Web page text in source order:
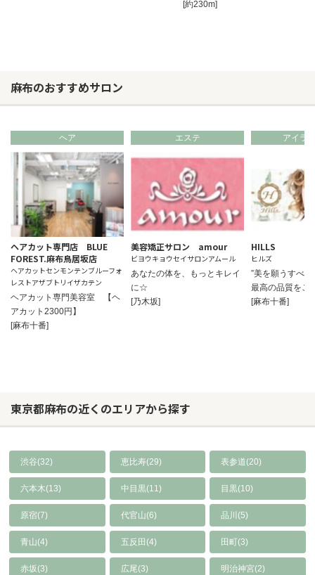
[約230m]
麻布のおすすめサロン
ヘア
ヘアカット専門店 BLUE
FOREST.麻布鳥居坂店
ヘアカットセンモンテンブルーフォ
レストアザブトリイザカテン
ヘアカット専門美容室 【ヘ
アカット2300円】
[麻布十番]
エステ
美容矯正サロン amour
ビヨウキョウセイサロンアムール
あなたの体を、もっとキレイ
に☆
[乃木坂]
アイラ
HILLS
ヒルズ
”美を願うすべ
最高の品質をご
[麻布十番]
東京都麻布の近くのエリアから探す
渋谷(32) 恵比寿(29) 表参道(20)
六本木(13) 中目黒(11) 目黒(10)
原宿(7) 代官山(6) 品川(5)
青山(4) 五反田(4) 田町(3)
赤坂(3) 広尾(3) 明治神宮(2)